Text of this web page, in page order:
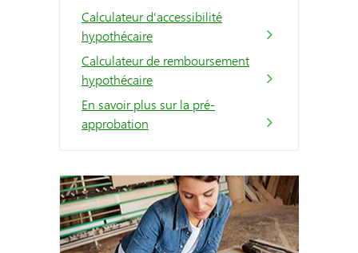
Calculateur d'accessibilité
hypothécaire
Calculateur de remboursement
hypothécaire
En savoir plus sur la pré-
approbation